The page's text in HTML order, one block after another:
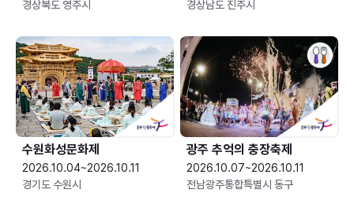
경상북도 영주시
경상남도 진주시
수원화성문화제
2026.10.04~2026.10.11
경기도 수원시
광주 추억의 충장축제
2026.10.07~2026.10.11
전남광주통합특별시 동구